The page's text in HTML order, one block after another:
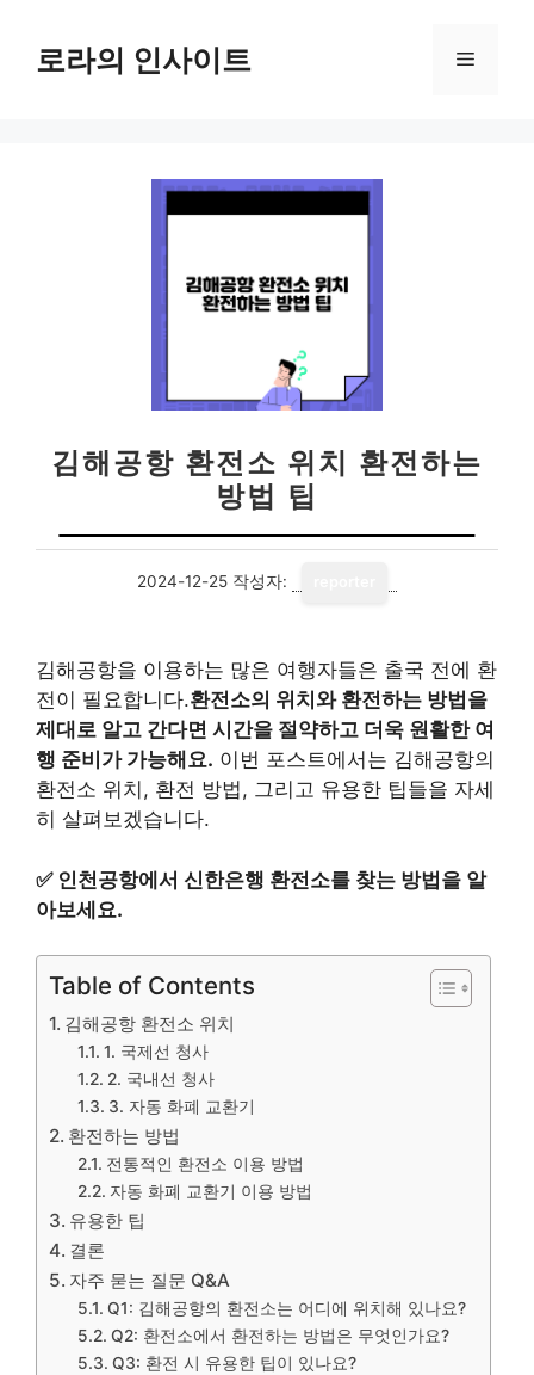
로라의 인사이트 메
김해공항 환전소 위치 환전하는
방법 팁
2024-12-25 작성자:
김해공항을 이용하는 많은 여행자들은 출국 전에 환
전이 필요합니다.환전소의 위치와 환전하는 방법을
제대로 알고 간다면 시간을 절약하고 더욱 원활한 여
행 준비가 가능해요. 이번 포스트에서는 김해공항의
환전소 위치, 환전 방법, 그리고 유용한 팁들을 자세
히 살펴보겠습니다.
✅ 인천공항에서 신한은행 환전소를 찾는 방법을 알
아보세요.
Table of Contents
김해공항 환전소 위치
1. 국제선 청사
2. 국내선 청사
3. 자동 화폐 교환기
환전하는 방법
전통적인 환전소 이용 방법
자동 화폐 교환기 이용 방법
유용한 팁
결론
자주 묻는 질문 Q&A
Q1: 김해공항의 환전소는 어디에 위치해 있나요?
Q2: 환전소에서 환전하는 방법은 무엇인가요?
Q3: 환전 시 유용한 팁이 있나요?